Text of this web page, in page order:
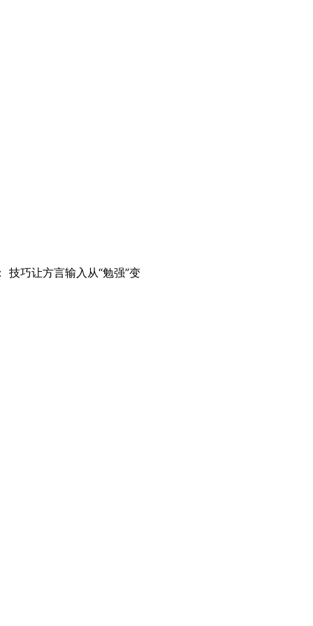
技巧让方言输入从“勉强”变